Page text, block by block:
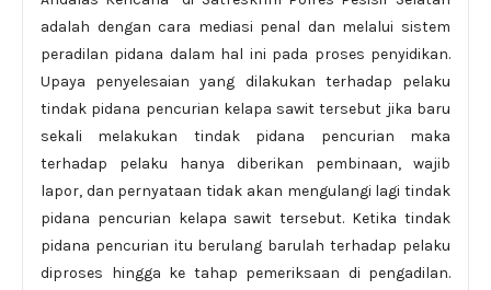
adalah dengan cara mediasi penal dan melalui sistem
peradilan pidana dalam hal ini pada proses penyidikan.
Upaya penyelesaian yang dilakukan terhadap pelaku
tindak pidana pencurian kelapa sawit tersebut jika baru
sekali melakukan tindak pidana pencurian maka
terhadap pelaku hanya diberikan pembinaan, wajib
lapor, dan pernyataan tidak akan mengulangi lagi tindak
pidana pencurian kelapa sawit tersebut. Ketika tindak
pidana pencurian itu berulang barulah terhadap pelaku
diproses hingga ke tahap pemeriksaan di pengadilan.